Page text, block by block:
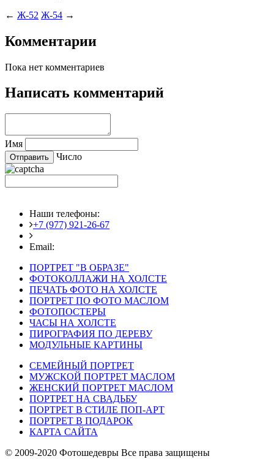
← Ж-52 Ж-54 →
Комментарии
Пока нет комментариев
Написать комментарий
Имя
Число
Наши телефоны:
+7 (977) 921-26-67
Email:
ПОРТРЕТ "В ОБРАЗЕ"
ФОТОКОЛЛАЖИ НА ХОЛСТЕ
ПЕЧАТЬ ФОТО НА ХОЛСТЕ
ПОРТРЕТ ПО ФОТО МАСЛОМ
ФОТОПОСТЕРЫ
ЧАСЫ НА ХОЛСТЕ
ПИРОГРАФИЯ ПО ДЕРЕВУ
МОДУЛЬНЫЕ КАРТИНЫ
СЕМЕЙНЫЙ ПОРТРЕТ
МУЖСКОЙ ПОРТРЕТ МАСЛОМ
ЖЕНСКИЙ ПОРТРЕТ МАСЛОМ
ПОРТРЕТ НА СВАДЬБУ
ПОРТРЕТ В СТИЛЕ ПОП-АРТ
ПОРТРЕТ В ПОДАРОК
КАРТА САЙТА
© 2009-2020 Фотошедевры Все права защищены